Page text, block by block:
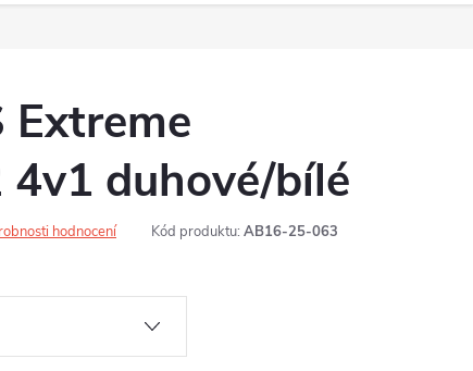
Extreme
duhové/bílé
hodnocení Kód produktu: AB16-25-063